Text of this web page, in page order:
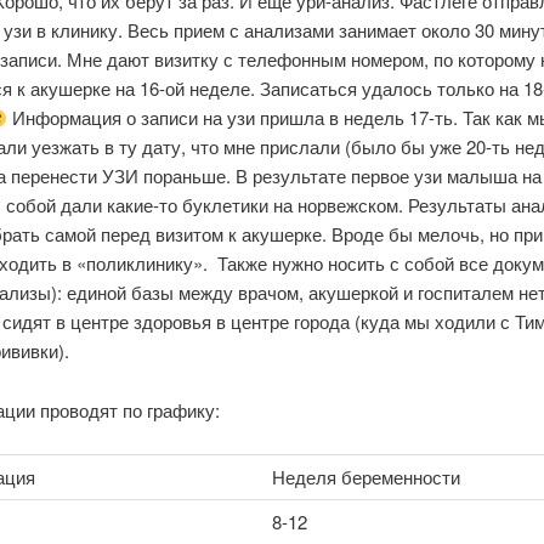
в клинику. Весь прием с анализами занимает около 30
записи. Мне дают визитку с телефонным номером, по которому
к акушерке на 16-ой неделе. Записаться удалось только на
Информация о записи на узи пришла в недель 17-ть. Так как
уезжать в ту дату, что мне прислали (было бы уже 20-ть
перенести УЗИ пораньше. В результате первое узи малыша
дали какие-то буклетики на норвежском. Результаты
самой перед визитом к акушерке. Вроде бы мелочь, но
в «поликлинику». Также нужно носить с собой все
единой базы между врачом, акушеркой и госпиталем
в центре здоровья в центре города (куда мы ходили с
проводят по графику:
Неделя беременности
8-12